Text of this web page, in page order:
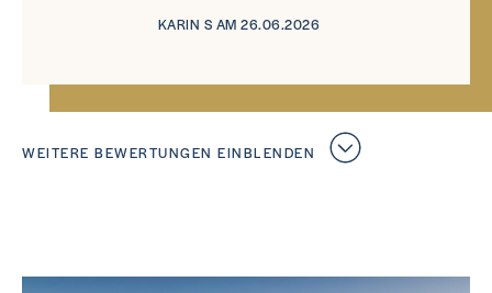
KARIN S AM 26.06.2026
WEITERE BEWERTUNGEN EINBLENDEN